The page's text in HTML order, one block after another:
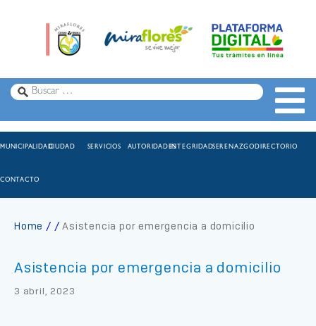
MUNICIPALIDADCIUDAD SERVICIOS AUTORIDADESINTEGRIDADSERENAZGODIRECTORIO
CONTACTO
Home Asistencia por emergencia a domicilio
Asistencia por emergencia a domicilio
3 abril, 2023